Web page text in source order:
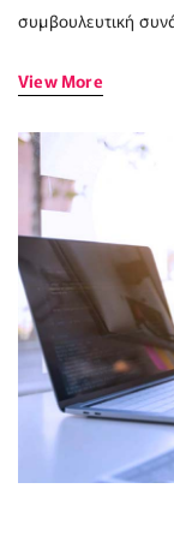
συμβουλευτική
View More